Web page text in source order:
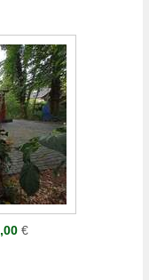
€